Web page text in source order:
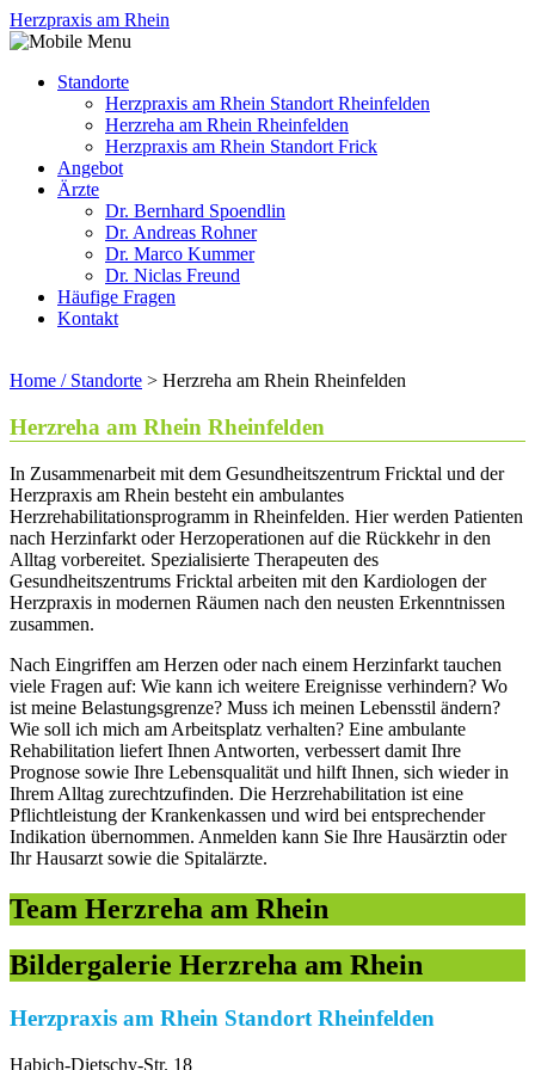
Herzpraxis am Rhein
Standorte
Herzpraxis am Rhein Standort Rheinfelden
Herzreha am Rhein Rheinfelden
Herzpraxis am Rhein Standort Frick
Angebot
Ärzte
Dr. Bernhard Spoendlin
Dr. Andreas Rohner
Dr. Marco Kummer
Dr. Niclas Freund
Häufige Fragen
Kontakt
Home / Standorte > Herzreha am Rhein Rheinfelden
Herzreha am Rhein Rheinfelden
In Zusammenarbeit mit dem Gesundheitszentrum Fricktal und der
Herzpraxis am Rhein besteht ein ambulantes
Herzrehabilitationsprogramm in Rheinfelden. Hier werden Patienten
nach Herzinfarkt oder Herzoperationen auf die Rückkehr in den
Alltag vorbereitet. Spezialisierte Therapeuten des
Gesundheitszentrums Fricktal arbeiten mit den Kardiologen der
Herzpraxis in modernen Räumen nach den neusten Erkenntnissen
zusammen.
Nach Eingriffen am Herzen oder nach einem Herzinfarkt tauchen
viele Fragen auf: Wie kann ich weitere Ereignisse verhindern? Wo
ist meine Belastungsgrenze? Muss ich meinen Lebensstil ändern?
Wie soll ich mich am Arbeitsplatz verhalten? Eine ambulante
Rehabilitation liefert Ihnen Antworten, verbessert damit Ihre
Prognose sowie Ihre Lebensqualität und hilft Ihnen, sich wieder in
Ihrem Alltag zurechtzufinden. Die Herzrehabilitation ist eine
Pflichtleistung der Krankenkassen und wird bei entsprechender
Indikation übernommen. Anmelden kann Sie Ihre Hausärztin oder
Ihr Hausarzt sowie die Spitalärzte.
Team Herzreha am Rhein
Bildergalerie Herzreha am Rhein
Herzpraxis am Rhein Standort Rheinfelden
Habich-Dietschy-Str. 18